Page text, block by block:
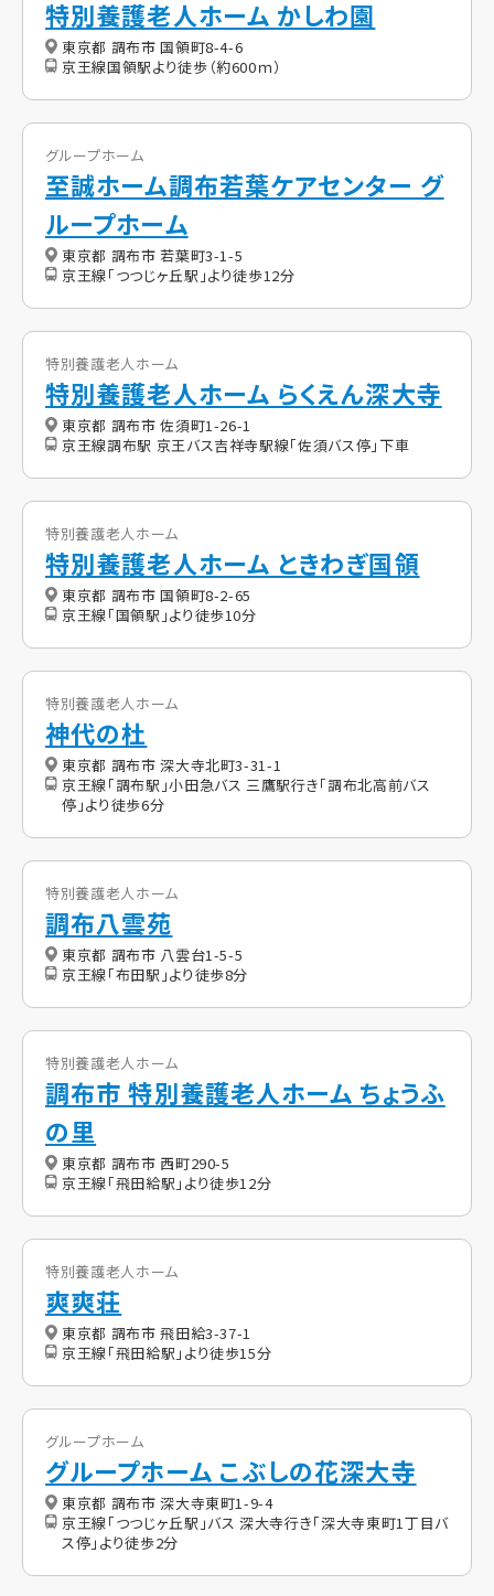
特別養護老人ホーム かしわ園
東京都 調布市 国領町8-4-6
京王線国領駅より徒歩（約600ｍ）
グループホーム
至誠ホーム調布若葉ケアセンター グ
ループホーム
東京都 調布市 若葉町3-1-5
京王線「つつじヶ丘駅」より徒歩12分
特別養護老人ホーム
特別養護老人ホーム らくえん深大寺
東京都 調布市 佐須町1-26-1
京王線調布駅 京王バス吉祥寺駅線「佐須バス停」下車
特別養護老人ホーム
特別養護老人ホーム ときわぎ国領
東京都 調布市 国領町8-2-65
京王線「国領駅」より徒歩10分
特別養護老人ホーム
神代の杜
東京都 調布市 深大寺北町3-31-1
京王線「調布駅」小田急バス 三鷹駅行き「調布北高前バス
停」より徒歩6分
特別養護老人ホーム
調布八雲苑
東京都 調布市 八雲台1-5-5
京王線「布田駅」より徒歩8分
特別養護老人ホーム
調布市 特別養護老人ホーム ちょうふ
の里
東京都 調布市 西町290-5
京王線「飛田給駅」より徒歩12分
特別養護老人ホーム
爽爽荘
東京都 調布市 飛田給3-37-1
京王線「飛田給駅」より徒歩15分
グループホーム
グループホーム こぶしの花深大寺
東京都 調布市 深大寺東町1-9-4
京王線「つつじヶ丘駅」バス 深大寺行き「深大寺東町1丁目バ
ス停」より徒歩2分